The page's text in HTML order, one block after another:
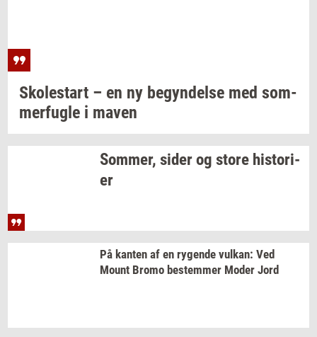
Sko­lestart – en ny be­gyn­del­se med som­
mer­fug­le i maven
Som­mer, sider og store hi­sto­ri­
er
På kan­ten af en ry­gen­de vulkan: Ved
Mount Bromo be­stem­mer Moder Jord